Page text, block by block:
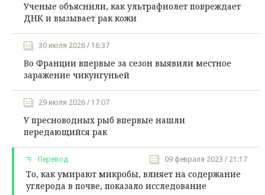
Ученые объяснили, как ультрафиолет повреждает
ДНК и вызывает рак кожи
30 июля 2026 / 16:37
Во Франции впервые за сезон выявили местное
заражение чикунгуньей
29 июля 2026 / 17:07
У пресноводных рыб впервые нашли
передающийся рак
Перевод 09 февраля 2023 / 21:17
То, как умирают микробы, влияет на содержание
углерода в почве, показало исследование